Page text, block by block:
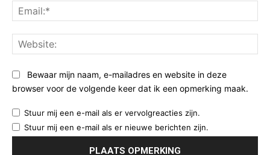
Bewaar mijn naam, e-mailadres en website in deze
browser voor de volgende keer dat ik een opmerking maak.
Stuur mij een e-mail als er vervolgreacties zijn.
Stuur mij een e-mail als er nieuwe berichten zijn.